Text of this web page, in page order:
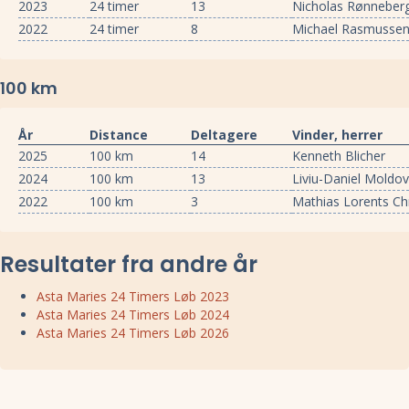
2023 24 timer 13
Nicholas
2022
24 timer 8 Michael
100 km
År Distance Deltagere
Vinder, herrer
2025
100 km 14
Kenneth Blicher
2024
100 km 13
Liviu-Daniel
2022
100 km 3 Mathias Lorents
Resultater fra andre år
Asta Maries 24 Timers Løb 2023
Asta Maries 24 Timers Løb 2024
Asta Maries 24 Timers Løb 2026